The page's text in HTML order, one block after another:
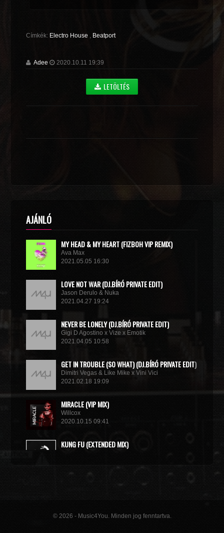
Címkék: Electro House , Beatport
Adee 2020.10.11 19:39
LETÖLTÉS
AJÁNLÓ
MY HEAD & MY HEART (FIZBOH VIP REMIX)
Ava Max
2021.05.05 16:30
LOVE NOT WAR (DJ.BÍRÓ PRIVATE EDIT)
Jason Derulo & Nuka
2021.04.27 19:24
NEVER BE LONELY (DJ.BÍRÓ PRIVATE EDIT)
Gigi D Agostino x Vize x Emotik
2021.04.05 10:58
GET IN TROUBLE (SO WHAT) (DJ.BÍRÓ PRIVATE EDIT)
Dimitri Vegas & Like Mike x Vini Vici
2021.02.18 19:09
MIRACLE (VIP MIX)
Willcox
2020.10.15 09:41
KUNG FU (EXTENDED MIX)
© 2026 - Music4You. Minden jog fenntartva.